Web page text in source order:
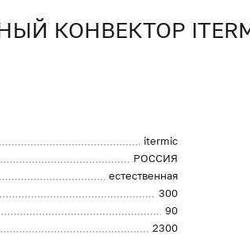
КОНВЕКТОР
itermic
РОССИЯ
естественная
300
90
2300